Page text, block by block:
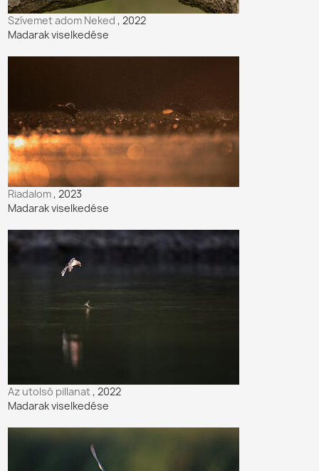
Szívemet adom Neked, 2022
Madarak viselkedése
Riadalom, 2023
Madarak viselkedése
Az utolsó pillanat, 2022
Madarak viselkedése